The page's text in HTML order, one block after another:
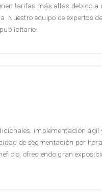
tarifas más altas debido a
equipo de expertos
implementación
de segmentación por
ofreciendo gran